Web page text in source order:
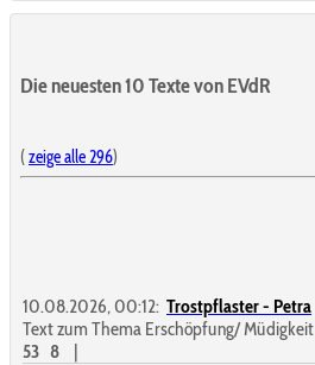
Die neuesten 10 Texte von EVdR
(zeige alle 296)
10.08.2026, 00:12: Trostpflaster - Petra
Text zum Thema Erschöpfung/ Müdigkeit
53 8